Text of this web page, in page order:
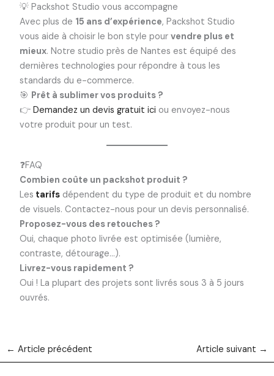
💡 Packshot Studio vous accompagne
Avec plus de 15 ans d’expérience, Packshot Studio
vous aide à choisir le bon style pourvendre plus et
mieux. Notre studio près de Nantes est équipé des
dernières technologies pour répondre à tous les
standards du e-commerce.
🎯 Prêt à sublimer vos produits ?
👉Demandez un devis gratuit ici ou envoyez-nous
votre produit pour un test.
❓FAQ
Combien coûte un packshot produit ?
Les tarifs dépendent du type de produit et du nombre
de visuels. Contactez-nous pour un devis personnalisé.
Proposez-vous des retouches ?
Oui, chaque photo livrée est optimisée (lumière,
contraste, détourage…).
Livrez-vous rapidement ?
Oui ! La plupart des projets sont livrés sous 3 à 5 jours
ouvrés.
← Article précédent Article suivant →